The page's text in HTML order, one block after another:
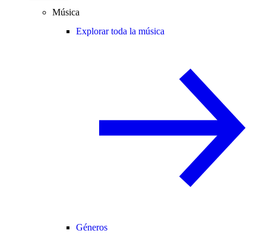
Música
Explorar toda la música
Géneros